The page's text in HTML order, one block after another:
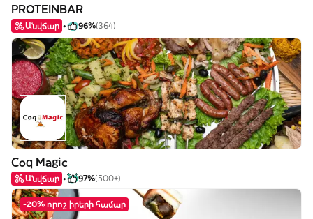
PROTEINBAR
Անվճար 96%(364)
Coq Magic
Անվճար 97%(500+)
-20% որոշ իրերի համար